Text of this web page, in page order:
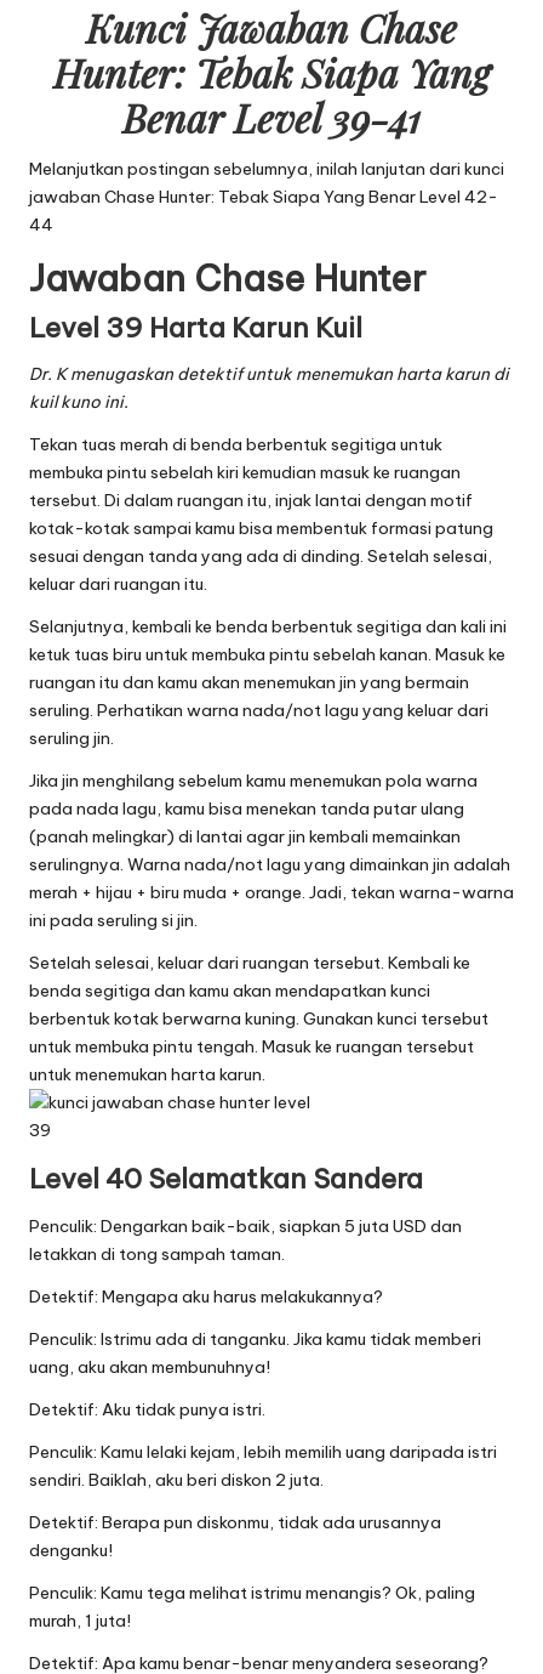
Kunci Jawaban Chase
Hunter: Tebak Siapa Yang
Benar Level 39-41
Melanjutkan postingan sebelumnya, inilah lanjutan dari kunci
jawaban Chase Hunter: Tebak Siapa Yang Benar Level 42-
44
Jawaban Chase Hunter
Level 39 Harta Karun Kuil
Dr. K menugaskan detektif untuk menemukan harta karun di
kuil kuno ini.
Tekan tuas merah di benda berbentuk segitiga untuk
membuka pintu sebelah kiri kemudian masuk ke ruangan
tersebut. Di dalam ruangan itu, injak lantai dengan motif
kotak-kotak sampai kamu bisa membentuk formasi patung
sesuai dengan tanda yang ada di dinding. Setelah selesai,
keluar dari ruangan itu.
Selanjutnya, kembali ke benda berbentuk segitiga dan kali ini
ketuk tuas biru untuk membuka pintu sebelah kanan. Masuk ke
ruangan itu dan kamu akan menemukan jin yang bermain
seruling. Perhatikan warna nada/not lagu yang keluar dari
seruling jin.
Jika jin menghilang sebelum kamu menemukan pola warna
pada nada lagu, kamu bisa menekan tanda putar ulang
(panah melingkar) di lantai agar jin kembali memainkan
serulingnya. Warna nada/not lagu yang dimainkan jin adalah
merah + hijau + biru muda + orange. Jadi, tekan warna-warna
ini pada seruling si jin.
Setelah selesai, keluar dari ruangan tersebut. Kembali ke
benda segitiga dan kamu akan mendapatkan kunci
berbentuk kotak berwarna kuning. Gunakan kunci tersebut
untuk membuka pintu tengah. Masuk ke ruangan tersebut
untuk menemukan harta karun.
Level 40 Selamatkan Sandera
Penculik: Dengarkan baik-baik, siapkan 5 juta USD dan
letakkan di tong sampah taman.
Detektif: Mengapa aku harus melakukannya?
Penculik: Istrimu ada di tanganku. Jika kamu tidak memberi
uang, aku akan membunuhnya!
Detektif: Aku tidak punya istri.
Penculik: Kamu lelaki kejam, lebih memilih uang daripada istri
sendiri. Baiklah, aku beri diskon 2 juta.
Detektif: Berapa pun diskonmu, tidak ada urusannya
denganku!
Penculik: Kamu tega melihat istrimu menangis? Ok, paling
murah, 1 juta!
Detektif: Apa kamu benar-benar menyandera seseorang?